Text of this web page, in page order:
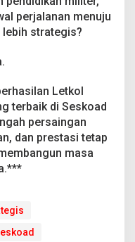
perjalanan menuju
strategis?
Letkol
terbaik di Seskoad
persaingan
dan prestasi tetap
masa